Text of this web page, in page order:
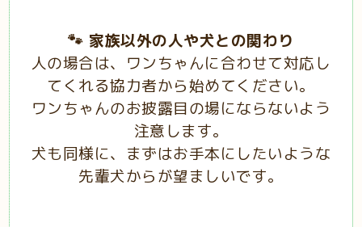
🐾 家族以外の人や犬との関わり
人の場合は、ワンちゃんに合わせて対応し
てくれる協力者から始めてください。
ワンちゃんのお披露目の場にならないよう
注意します。
犬も同様に、まずはお手本にしたいような
先輩犬からが望ましいです。